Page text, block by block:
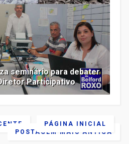
seminário para debater
Participativo
POSTAGEM MAIS ANTIGA
PÁGINA INICIAL